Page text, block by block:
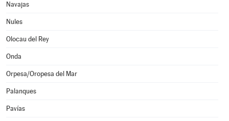
Navajas
Nules
Olocau del Rey
Onda
Orpesa/Oropesa del Mar
Palanques
Pavías